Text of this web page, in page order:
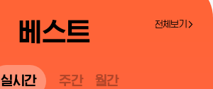
베스트 전체보기
실시간 주간 월간